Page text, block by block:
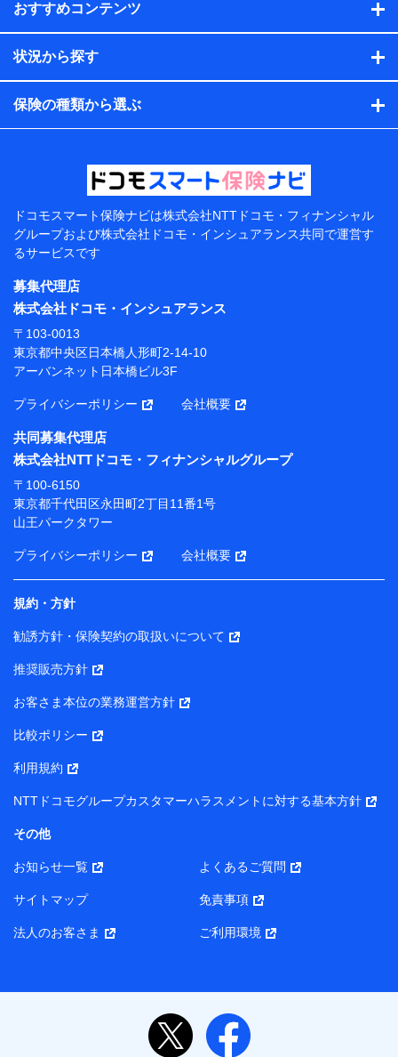
保険契約情報
当社または株式会社NTTドコモ・フィナンシャルグルー
プが取得し、又は保有する保険契約に関する情報。例と
して、保険契約者及び被保険者の氏名、住所、生年月
日、性別、保険契約者と被保険者の関係、保険加入の目
的、保険商品の内容、保険料、保険料のお支払方法、車
のメーカーや走行距離などの情報、建物の構造や築年数
などの情報、ペットの種類や年齢などの情報などが含ま
提供当事者から受領当事者が個人データを取得する方法
電子的・電磁的方法等
【共同して利用する者の範囲】
当社
株式会社NTTドコモ・フィナンシャルグループ
【利用目的】
当社または株式会社NTTドコモ・フィナンシャルグルー
プが提供する保険関連サービスにおけるユーザー登録受
付および管理のため
当社または株式会社NTTドコモ・フィナンシャルグルー
携会社の保険その他に関する情報を提供するため、また
維持管理等の委託業務遂行のため、またそれらに付帯、
関連する当社または株式会社NTTドコモ・フィナンシャ
ルグループおよび提携会社のサービスを案内、提供する
ため
（各サービスで取得したサービス利用履歴、ウェブサイ
トの閲覧履歴、購買履歴、ご契約内容等のパーソナルデ
ータを分析して、お客さまの趣味・嗜好・傾向に応じた
サービス・商品等に関するご提案や広告の配信等を行う
ことがあります。）
各種セミナーの開催のため
コンサルティングサービスの実施のため
アンケートやキャンペーン等の実施のため
上記に係る案内・手続き・管理等付帯業務を行うため
所・代表者名】
り）
株式会社NTTドコモ・フィナンシャルグループ 代表取締役
社長 廣井 孝史
東京都中央区日本橋人形町2-14-10 アーバンネット日本橋
株式会社ドコモ・インシュアランス 代表取締役社長 吉
村 忠義
また当社は、オンライン面談による保険のご相談にあたっ
氏名、生年月日、住所、メールアドレス、電話番号、個
おすすめコンテンツ
状況から探す
保険の種類から選ぶ
ドコモスマート保険ナビは株式会社NTTドコモ・フィナンシャル
グループおよび株式会社ドコモ・インシュアランス共同で運営す
るサービスです
募集代理店
株式会社ドコモ・インシュアランス
〒103-0013
東京都中央区日本橋人形町2-14-10
アーバンネット日本橋ビル3F
プライバシーポリシー 会社概要
共同募集代理店
株式会社NTTドコモ・フィナンシャルグループ
〒100-6150
東京都千代田区永田町2丁目11番1号
山王パークタワー
プライバシーポリシー 会社概要
規約・方針
勧誘方針・保険契約の取扱いについて
推奨販売方針
お客さま本位の業務運営方針
比較ポリシー
利用規約
NTTドコモグループカスタマーハラスメントに対する基本方針
その他
お知らせ一覧 よくあるご質問
サイトマップ 免責事項
法人のお客さま ご利用環境